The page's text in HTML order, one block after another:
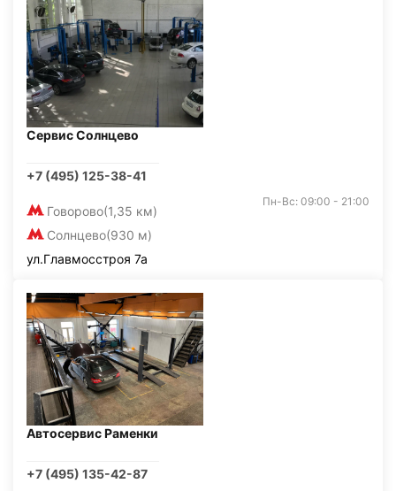
Сервис Солнцево
+7 (495) 125-38-41
Говорово(1,35 км)
Солнцево(930 м)
Пн-Вс: 09:00 - 21:00
ул.Главмосстроя 7а
Автосервис Раменки
+7 (495) 135-42-87